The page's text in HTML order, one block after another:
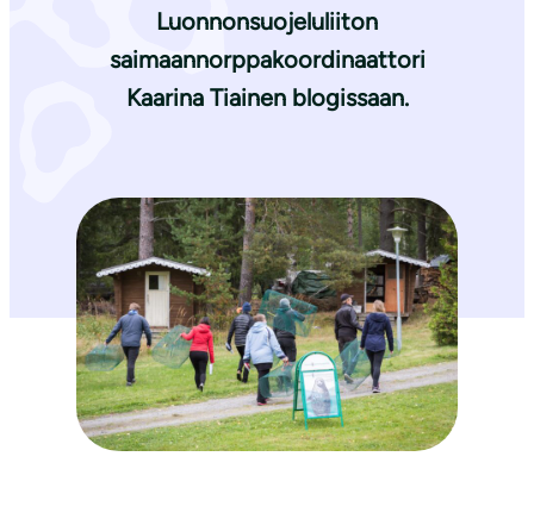
Luonnonsuojeluliiton
saimaannorppakoordinaattori
Kaarina Tiainen blogissaan.